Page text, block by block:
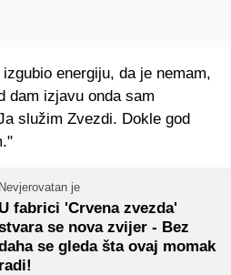
energiju, da je nemam,
dam izjavu onda sam
služim Zvezdi. Dokle god
Nevjerovatan je
U fabrici 'Crvena zvezda'
se nova zvijer - Bez
se gleda šta ovaj momak
radi!